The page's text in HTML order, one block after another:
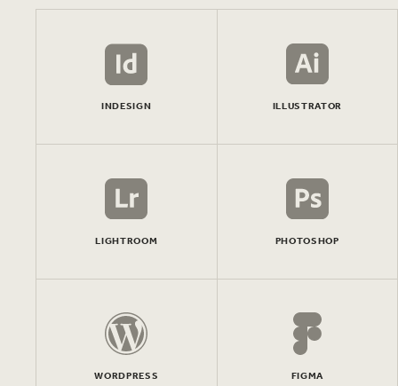
ILLUSTRATOR
INDESIGN
PHOTOSHOP
LIGHTROOM
FIGMA
WORDPRESS